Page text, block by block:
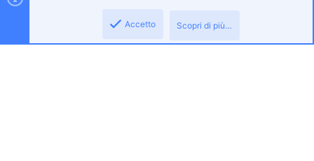
Accetto Scopri di più…